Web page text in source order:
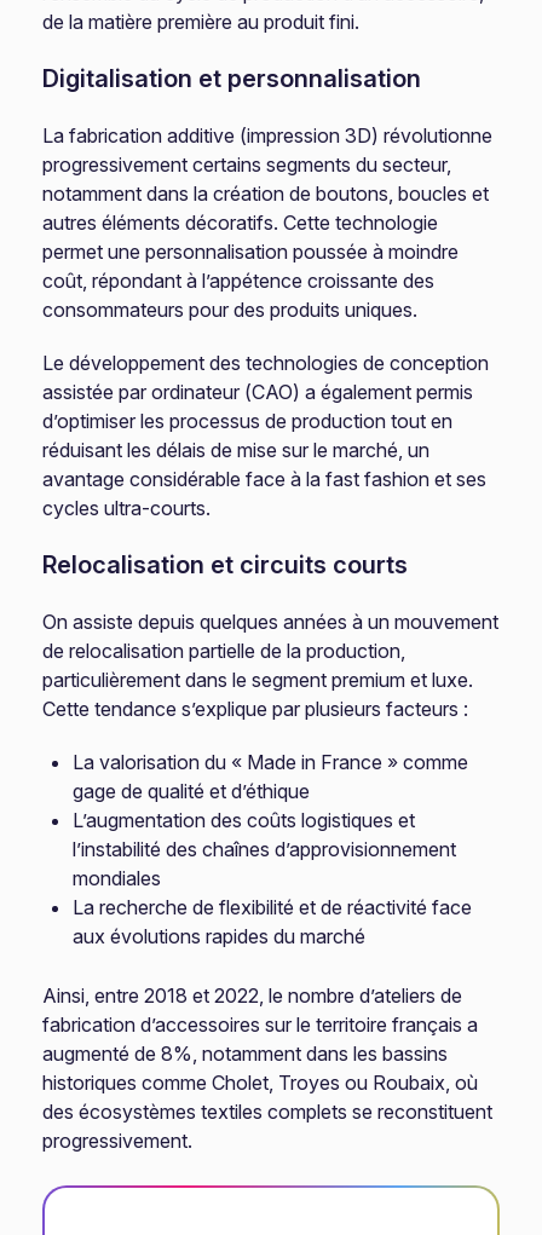
de la matière première au produit fini.
Digitalisation et personnalisation
La fabrication additive (impression 3D) révolutionne
progressivement certains segments du secteur,
notamment dans la création de boutons, boucles et
autres éléments décoratifs. Cette technologie
permet une personnalisation poussée à moindre
coût, répondant à l’appétence croissante des
consommateurs pour des produits uniques.
Le développement des technologies de conception
assistée par ordinateur (CAO) a également permis
d’optimiser les processus de production tout en
réduisant les délais de mise sur le marché, un
avantage considérable face à la fast fashion et ses
cycles ultra-courts.
Relocalisation et circuits courts
On assiste depuis quelques années à un mouvement
de relocalisation partielle de la production,
particulièrement dans le segment premium et luxe.
Cette tendance s’explique par plusieurs facteurs :
La valorisation du « Made in France » comme
gage de qualité et d’éthique
L’augmentation des coûts logistiques et
l’instabilité des chaînes d’approvisionnement
mondiales
La recherche de flexibilité et de réactivité face
aux évolutions rapides du marché
Ainsi, entre 2018 et 2022, le nombre d’ateliers de
fabrication d’accessoires sur le territoire français a
augmenté de 8%, notamment dans les bassins
historiques comme Cholet, Troyes ou Roubaix, où
des écosystèmes textiles complets se reconstituent
progressivement.